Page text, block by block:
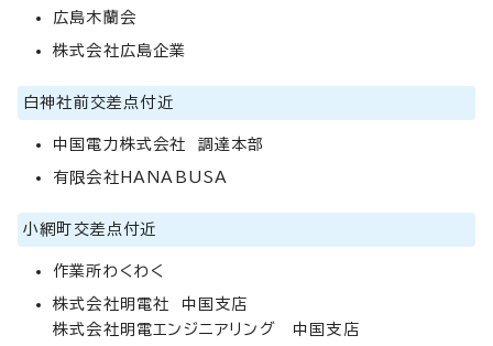
広島木蘭会
株式会社広島企業
白神社前交差点付近
中国電力株式会社 調達本部
有限会社HANABUSA
小網町交差点付近
作業所わくわく
株式会社明電社 中国支店
株式会社明電エンジニアリング 中国支店